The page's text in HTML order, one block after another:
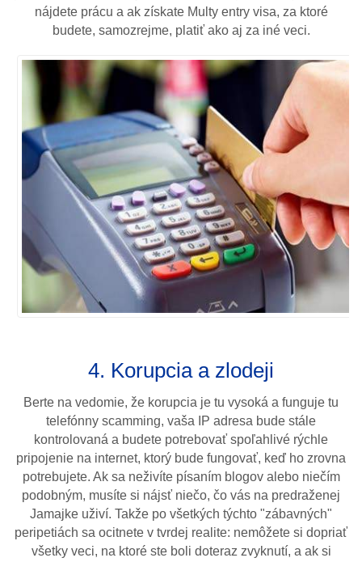
nájdete prácu a ak získate Multy entry visa, za ktoré
budete, samozrejme, platiť ako aj za iné veci.
4. Korupcia a zlodeji
Berte na vedomie, že korupcia je tu vysoká a funguje tu
telefónny scamming, vaša IP adresa bude stále
kontrolovaná a budete potrebovať spoľahlivé rýchle
pripojenie na internet, ktorý bude fungovať, keď ho zrovna
potrebujete. Ak sa neživíte písaním blogov alebo niečím
podobným, musíte si nájsť niečo, čo vás na predraženej
Jamajke uživí. Takže po všetkých týchto "zábavných"
peripetiách sa ocitnete v tvrdej realite: nemôžete si dopriať
všetky veci, na ktoré ste boli doteraz zvyknutí, a ak si